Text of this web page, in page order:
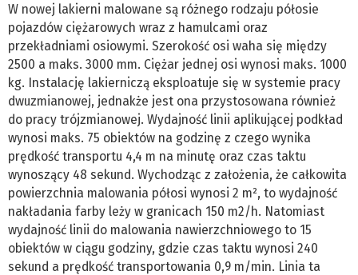
W nowej lakierni malowane są różnego rodzaju półosie
pojazdów ciężarowych wraz z hamulcami oraz
przekładniami osiowymi. Szerokość osi waha się między
2500 a maks. 3000 mm. Ciężar jednej osi wynosi maks. 1000
kg. Instalację lakierniczą eksploatuje się w systemie pracy
dwuzmianowej, jednakże jest ona przystosowana również
do pracy trójzmianowej. Wydajność linii aplikującej podkład
wynosi maks. 75 obiektów na godzinę z czego wynika
prędkość transportu 4,4 m na minutę oraz czas taktu
wynoszący 48 sekund. Wychodząc z założenia, że całkowita
powierzchnia malowania półosi wynosi 2 m², to wydajność
nakładania farby leży w granicach 150 m2/h. Natomiast
wydajność linii do malowania nawierzchniowego to 15
obiektów w ciągu godziny, gdzie czas taktu wynosi 240
sekund a prędkość transportowania 0,9 m/min. Linia ta